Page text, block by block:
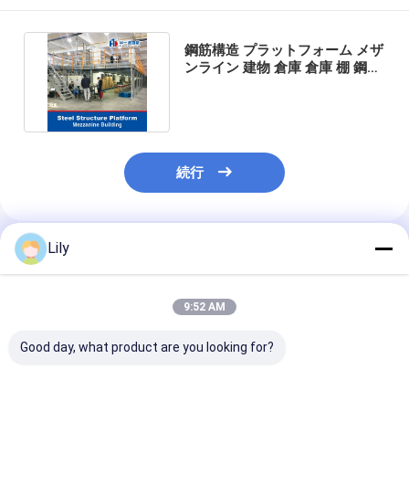
鋼筋構造 プラットフォーム メザ
ンライン 建物 倉庫 倉庫 棚 鋼筋
続行
推薦されたプロダクト
Lily
9:52 AM
Good day, what product are you looking for?